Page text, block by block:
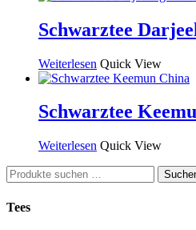
Schwarztee
Weiterlesen Quick View
Schwarztee
Weiterlesen Quick View
Suchen
nach:
Tees